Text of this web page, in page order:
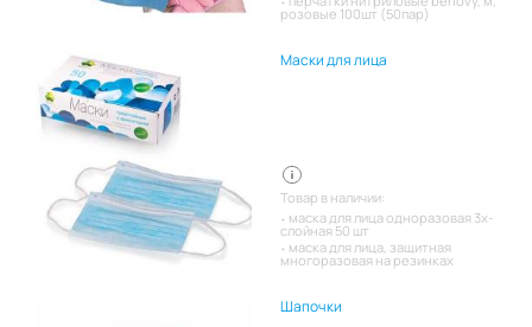
розовые 100шт (50пар)
Маски для лица
Товар в наличии:
маска для лица одноразовая 3х-
слойная 50 шт
маска для лица, защитная
многоразовая на резинках
Шапочки